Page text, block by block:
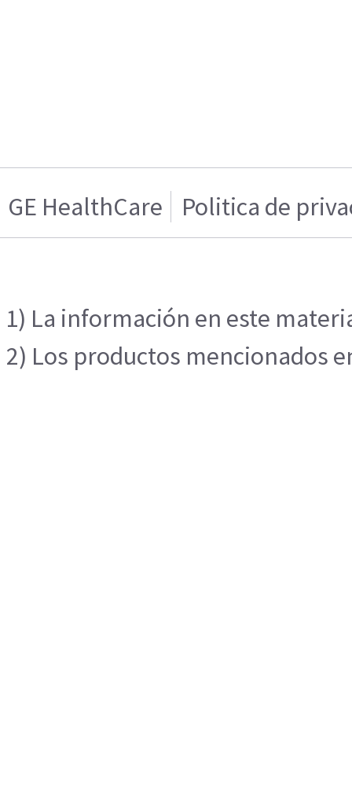
GE HealthCare Politica de
1) La información en este
2) Los productos mencionados